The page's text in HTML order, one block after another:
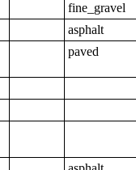
fine_gravel
asphalt
paved